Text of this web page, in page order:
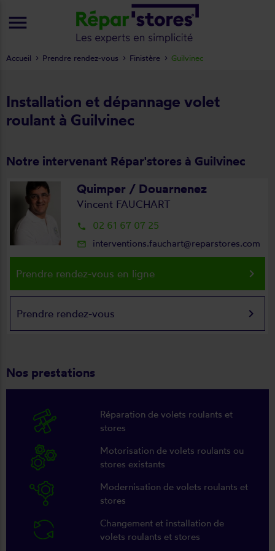
Installation et dépannage volet
roulant à Guilvinec
Notre intervenant Répar'stores à Guilvinec
Quimper / Douarnenez
Vincent FAUCHART
local_phone 02 61 67 07 25
mail_outline interventions.fauchart@reparstores.com
Prendre rendez-vous en ligne keyboard_arrow_right
Prendre rendez-vous keyboard_arrow_right
Nos prestations
Réparation de volets roulants et
stores
Motorisation de volets roulants ou
stores existants
Modernisation de volets roulants et
stores
Changement et installation de
volets roulants et stores
Accueil Prendre rendez-vous Finistère Guilvinec
menu